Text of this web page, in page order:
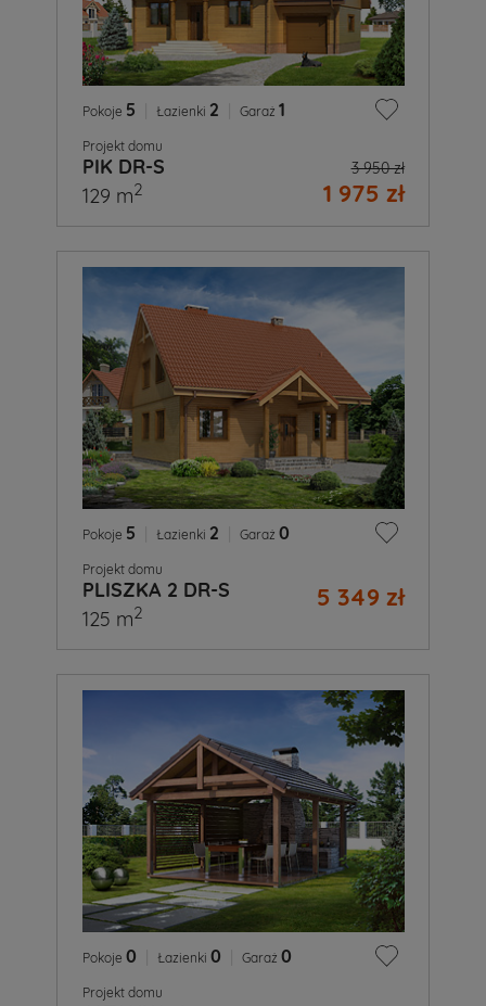
Pokoje 5 Łazienki 2 Garaż 1
Projekt domu
PIK DR-S 3 950 zł
1 975 zł
129 m2
Pokoje 5 Łazienki 2 Garaż 0
Projekt domu
PLISZKA 2 DR-S 5 349 zł
125 m2
Pokoje 0 Łazienki 0 Garaż 0
Projekt domu